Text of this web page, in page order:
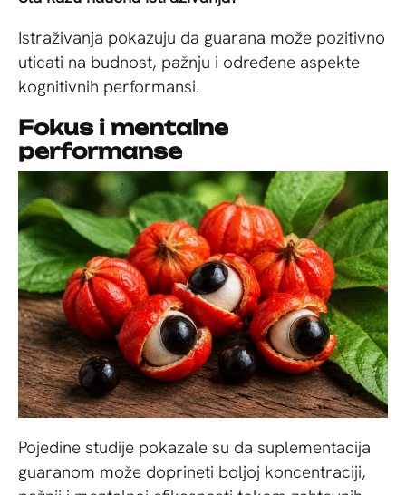
Istraživanja pokazuju da guarana može pozitivno
uticati na budnost, pažnju i određene aspekte
kognitivnih performansi.
Fokus i mentalne
performanse
Pojedine studije pokazale su da suplementacija
guaranom može doprineti boljoj koncentraciji,